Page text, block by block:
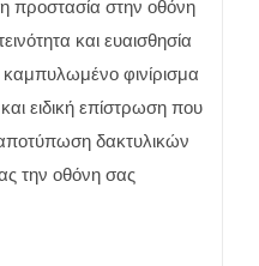
προστασία στην οθόνη
και ευαισθησία
καμπυλωμένο φινίρισμα
ειδική επίστρωση που
δακτυλικών
την οθόνη σας